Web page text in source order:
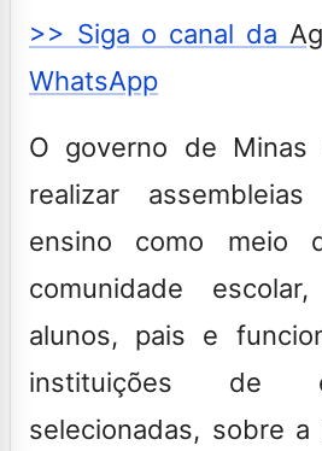
>> Siga o canal da
WhatsApp
O governo de Minas
realizar
ensino como meio
comunidade
alunos, pais e
instituições de
selecionadas, sobre a